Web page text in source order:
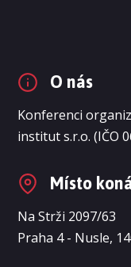
O nás
Konferenci
institut s.r.o. (IČO
Místo
Na Strži 2097/63
Praha 4 - Nusle,